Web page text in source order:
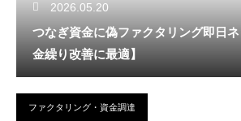
2026.05.20
つなぎ資金に偽ファクタリング即日
金繰り改善に最適】
ファクタリング・資金調達